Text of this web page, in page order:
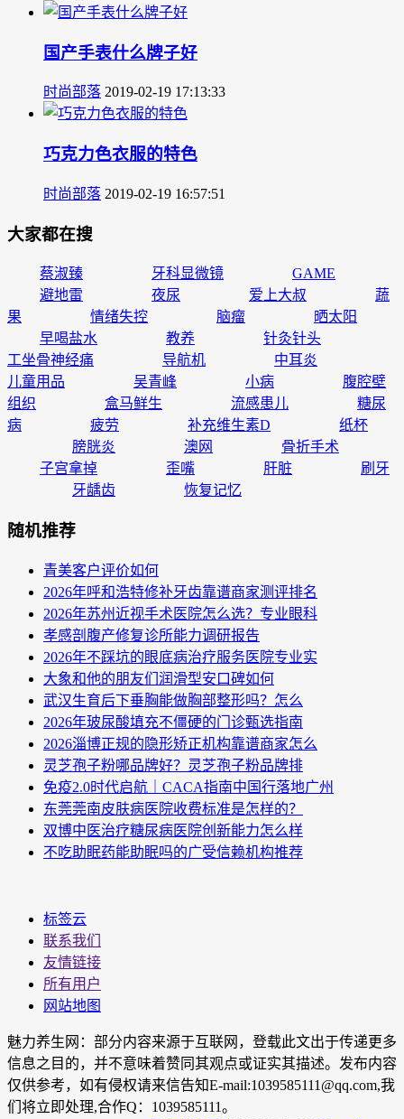
国产手表什么牌子好
时尚部落 2019-02-19 17:13:33
巧克力色衣服的特色
时尚部落 2019-02-19 16:57:51
大家都在搜
蔡淑臻 牙科显微镜
GAME
避地雷
夜尿 爱上大叔
蔬
果
情绪失控 脑瘤
晒太阳
早喝盐水
教养
针灸针头
工坐骨神经痛
导航机
中耳炎
儿童用品
吴青峰 小病
腹腔壁
组织
盒马鲜生 流感患儿
糖尿
病
疲劳 补充维生素D
纸杯
膀胱炎
澳网
骨折手术
子宫拿掉
歪嘴 肝脏
刷牙
牙龋齿
恢复记忆
随机推荐
青美客户评价如何
2026年呼和浩特修补牙齿靠谱商家测评排名
2026年苏州近视手术医院怎么选？专业眼科
孝感剖腹产修复诊所能力调研报告
2026年不踩坑的眼底病治疗服务医院专业实
大象和他的朋友们润滑型安口碑如何
武汉生育后下垂胸能做胸部整形吗？怎么
2026年玻尿酸填充不僵硬的门诊甄选指南
2026淄博正规的隐形矫正机构靠谱商家怎么
灵芝孢子粉哪品牌好？灵芝孢子粉品牌排
免疫2.0时代启航｜CACA指南中国行落地广州
东莞莞南皮肤病医院收费标准是怎样的？
双博中医治疗糖尿病医院创新能力怎么样
不吃助眠药能助眠吗的广受信赖机构推荐
标签云
联系我们
友情链接
所有用户
网站地图
魅力养生网：部分内容来源于互联网，登载此文出于传递更多
信息之目的，并不意味着赞同其观点或证实其描述。发布内容
仅供参考，如有侵权请来信告知E-mail:1039585111@qq.com,我
们将立即处理,合作Q：1039585111。